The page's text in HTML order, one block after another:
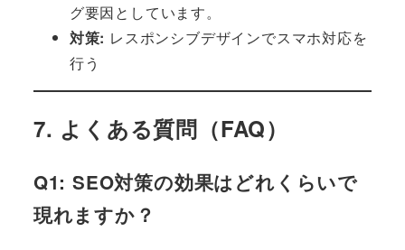
グ要因としています。
対策: レスポンシブデザインでスマホ対応を
行う
7. よくある質問（FAQ）
Q1: SEO対策の効果はどれくらいで
現れますか？